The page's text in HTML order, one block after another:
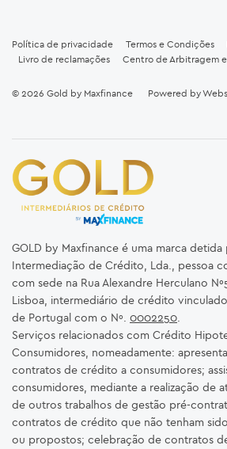
Política de privacidade Termos e Condições
Livro de reclamações
Centro de Arbitragem
© 2026 Gold by Maxfinance Powered by
GOLD by Maxfinance é uma marca
Intermediação de Crédito, Lda., pessoa
com sede na Rua Alexandre Herculano
Lisboa, intermediário de crédito
de Portugal com o Nº. 0002250.
Serviços relacionados com Crédito
Consumidores, nomeadamente:
contratos de crédito a consumidores;
consumidores, mediante a realização de
de outros trabalhos de gestão pré-
contratos de crédito que não tenham
ou propostos; celebração de contratos